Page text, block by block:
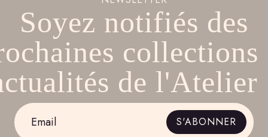
Soyez notifiés des
collections
de l'Atelier
* S'ABONNER